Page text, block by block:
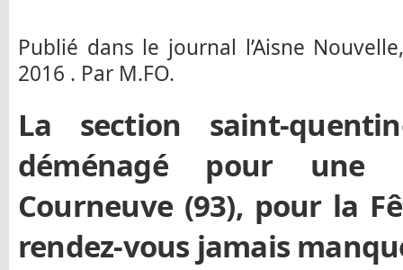
Publié dans le journal l’Aisne
2016 . Par M.FO.
La section saint-
déménagé pour une
Courneuve (93), pour la
rendez-vous jamais